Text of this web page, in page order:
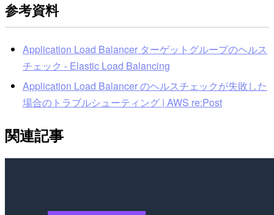
参考資料
Application Load Balancer ターゲットグループのヘルス
チェック - Elastic Load Balancing
Application Load Balancer のヘルスチェックが失敗した
場合のトラブルシューティング | AWS re:Post
関連記事